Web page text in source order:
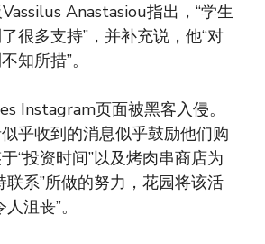
Anastasiou指出，“学生
很多支持”，并补充说，他“对
知所措”。
Instagram页面被黑客入侵。
乎收到的消息似乎鼓励他们购
“投资时间”以及烤肉串商店为
联系”所做的努力，花园将该活
沮丧”。